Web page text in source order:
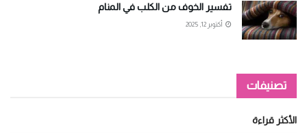
تفسير الخوف من الكلب في المنام
أكتوبر 12, 2025
تصنيفات
الأكثر قراءة